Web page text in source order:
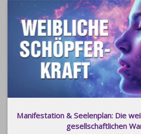
Manifestation & Seelenplan: Die
gesellschaftlichen